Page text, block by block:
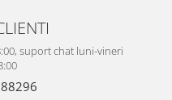
suport chat luni-vineri